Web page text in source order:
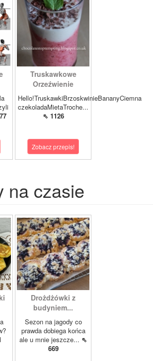
Truskawkowe
Orzeźwienie
Hello!TruskawkiBrzoskwinieBananyCiemna
czekoladaMietaTroche...
⇖ 1126
Zobacz przepis!
na czasie
Drożdżówki z
budyniem...
Sezon na jagody co
prawda dobiega końca
ale u mnie jeszcze... ⇖
669